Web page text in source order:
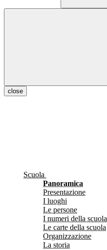
close
Scuola
Panoramica
Presentazione
I luoghi
Le persone
I numeri della scuola
Le carte della scuola
Organizzazione
La storia